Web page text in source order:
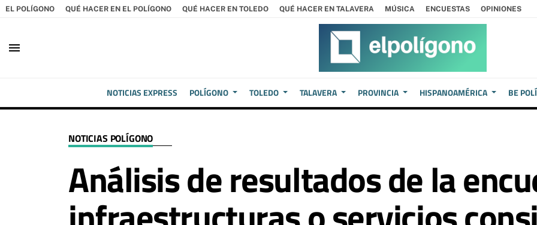
EL POLÍGONO QUÉ HACER EN EL POLÍGONO QUÉ HACER EN TOLEDO QUÉ HACER EN TALAVERA MÚSICA ENCUESTAS OPINIONES
menu
NOTICIAS EXPRESS POLÍGONO TOLEDO TALAVERA PROVINCIA HISPANOAMÉRICA BE
NOTICIAS POLÍGONO
Análisis de resultados de la